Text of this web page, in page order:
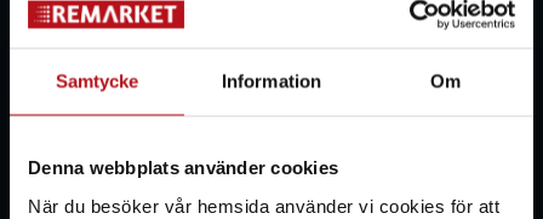
Samtycke Information Om
Denna webbplats använder cookies
När du besöker vår hemsida använder vi cookies för att
Email